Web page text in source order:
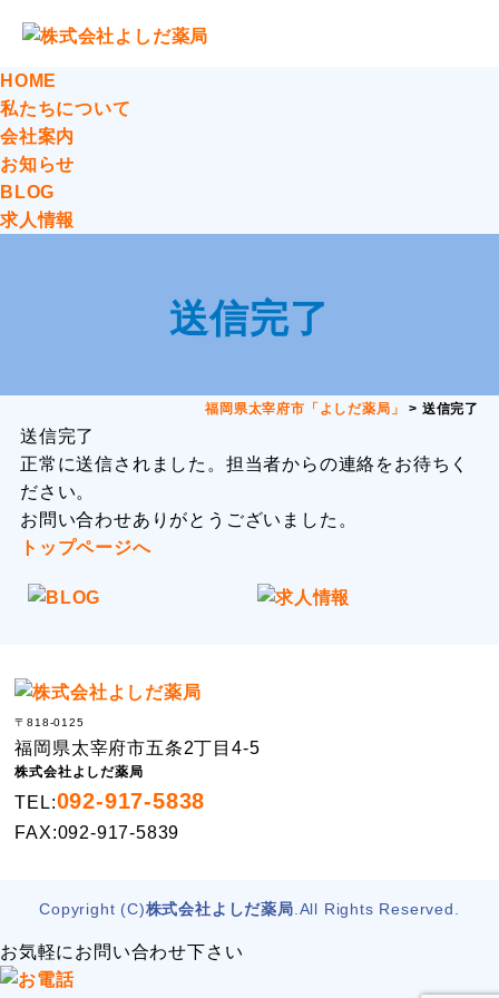
HOME
私たちについて
会社案内
お知らせ
BLOG
求人情報
送信完了
福岡県太宰府市「よしだ薬局」 > 送信完了
送信完了
正常に送信されました。担当者からの連絡をお待ちく
ださい。
お問い合わせありがとうございました。
トップページへ
〒818-0125
福岡県太宰府市五条2丁目4-5
株式会社よしだ薬局
TEL:092-917-5838
FAX:092-917-5839
Copyright (C)株式会社よしだ薬局 .All Rights Reserved.
お気軽にお問い合わせ下さい